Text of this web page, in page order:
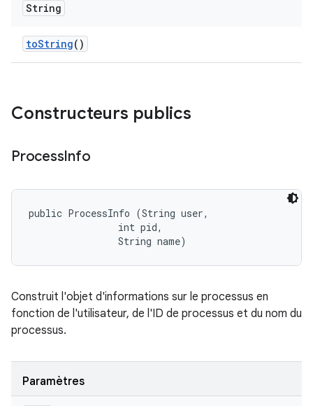
String
toString()
Constructeurs publics
ProcessInfo
public ProcessInfo (String user,
                int pid,
                String name)
Construit l'objet d'informations sur le processus en
fonction de l'utilisateur, de l'ID de processus et du nom du
processus.
Paramètres